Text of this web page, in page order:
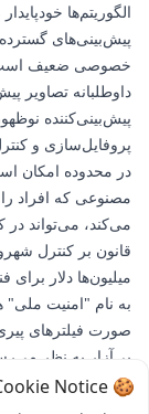
الگوریتم‌ها
پیش‌بینی‌های
خصوصی ضعیف است
داوطلبانه تصاویر
پیش‌بینی‌کننده
پروفایل‌سازی و
در محدوده امکان
مصنوعی که افراد
می‌کند، می‌تواند
قانون بر کنترل
میلیون‌ها دلار
به نام "امنیت ملی"
صورت فیلترهای
بی‌آزار به نظر
خواهد کرد. تلفیق
نظامی‌گری
🍪 Cookie Notice